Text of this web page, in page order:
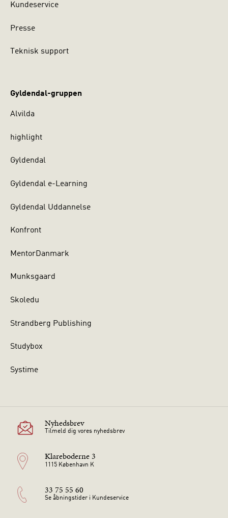
Kundeservice
Presse
Teknisk support
Gyldendal-gruppen
Alvilda
highlight
Gyldendal
Gyldendal e-Learning
Gyldendal Uddannelse
Konfront
MentorDanmark
Munksgaard
Skoledu
Strandberg Publishing
Studybox
Systime
Nyhedsbrev
Tilmeld dig vores nyhedsbrev
Klareboderne 3
1115 København K
33 75 55 60
Se åbningstider i Kundeservice